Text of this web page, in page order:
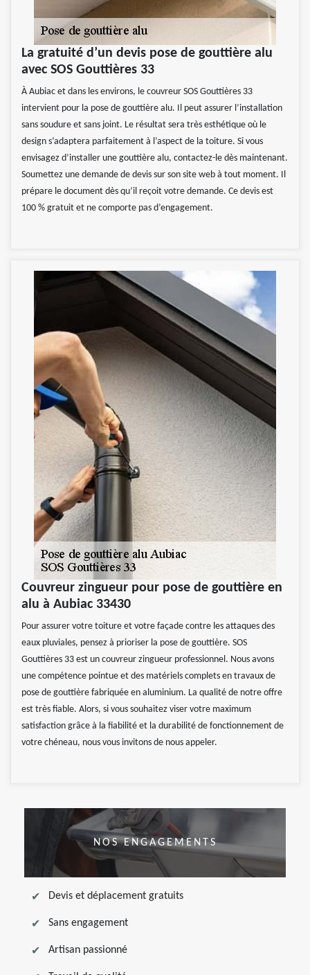
La gratuité d’un devis pose de gouttière alu
avec SOS Gouttières 33
À Aubiac et dans les environs, le couvreur SOS Gouttières 33
intervient pour la pose de gouttière alu. Il peut assurer l’installation
sans soudure et sans joint. Le résultat sera très esthétique où le
design s’adaptera parfaitement à l’aspect de la toiture. Si vous
envisagez d’installer une gouttière alu, contactez-le dès maintenant.
Soumettez une demande de devis sur son site web à tout moment. Il
prépare le document dès qu’il reçoit votre demande. Ce devis est
100 % gratuit et ne comporte pas d’engagement.
Couvreur zingueur pour pose de gouttière en
alu à Aubiac 33430
Pour assurer votre toiture et votre façade contre les attaques des
eaux pluviales, pensez à prioriser la pose de gouttière. SOS
Gouttières 33 est un couvreur zingueur professionnel. Nous avons
une compétence pointue et des matériels complets en travaux de
pose de gouttière fabriquée en aluminium. La qualité de notre offre
est très fiable. Alors, si vous souhaitez viser votre maximum
satisfaction grâce à la fiabilité et la durabilité de fonctionnement de
votre chéneau, nous vous invitons de nous appeler.
NOS ENGAGEMENTS
Devis et déplacement gratuits
Sans engagement
Artisan passionné